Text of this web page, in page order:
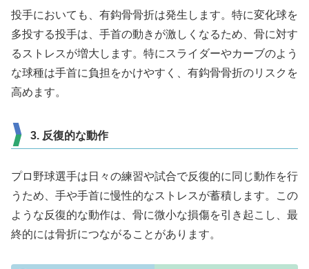
投手においても、有鈎骨骨折は発生します。特に変化球を
多投する投手は、手首の動きが激しくなるため、骨に対す
るストレスが増大します。特にスライダーやカーブのよう
な球種は手首に負担をかけやすく、有鈎骨骨折のリスクを
高めます。
3. 反復的な動作
プロ野球選手は日々の練習や試合で反復的に同じ動作を行
うため、手や手首に慢性的なストレスが蓄積します。この
ような反復的な動作は、骨に微小な損傷を引き起こし、最
終的には骨折につながることがあります。